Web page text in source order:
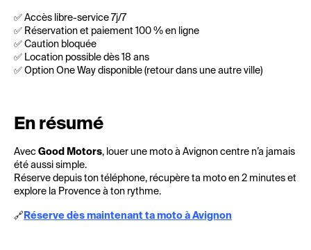
✅ Accès libre-service 7j/7
✅ Réservation et paiement 100 % en ligne
✅ Caution bloquée
✅ Location possible dès 18 ans
✅ Option One Way disponible (retour dans une autre ville)
En résumé
Avec Good Motors, louer une moto à Avignon centre n’a jamais
été aussi simple.
Réserve depuis ton téléphone, récupère ta moto en 2 minutes et
explore la Provence à ton rythme.
🔗 Réserve dès maintenant ta moto à Avignon